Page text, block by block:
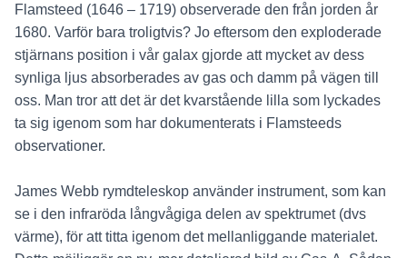
Flamsteed (1646 – 1719) observerade den från jorden år
1680. Varför bara troligtvis? Jo eftersom den exploderade
stjärnans position i vår galax gjorde att mycket av dess
synliga ljus absorberades av gas och damm på vägen till
oss. Man tror att det är det kvarstående lilla som lyckades
ta sig igenom som har dokumenterats i Flamsteeds
observationer.
James Webb rymdteleskop använder instrument, som kan
se i den infraröda långvågiga delen av spektrumet (dvs
värme), för att titta igenom det mellanliggande materialet.